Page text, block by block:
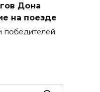
Дона
на поезде
победителей